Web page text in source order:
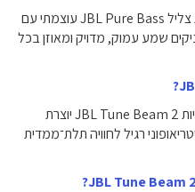
האוזניות JBL Tune Beam 2 מספקות צליל JBL Pure Bass עוצמתי עם
בקוטר 10 מ"מ, המעניקים שמע עמוק, מדויק ומאוזן בכל
טכנולוגיית JBL Spatial Sound באוזניות JBL Tune Beam 2 יוצרת
רגיל לחוויה תלת־ממדית